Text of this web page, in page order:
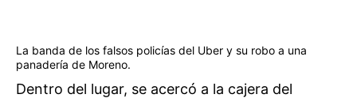
La banda de los falsos policías del Uber y su robo a una
panadería de Moreno.
Dentro del lugar, se acercó a la cajera del